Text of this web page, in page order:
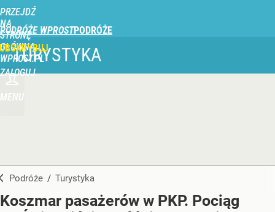
PRZEJDŹ
NA
STRONĘ
GŁÓWNĄ
WPROST.PL
PODRÓŻE WPROST
ZALOGUJ
MENU
TURYSTYKA
Podróże / Turystyka
Koszmar pasażerów w PKP. Pociąg